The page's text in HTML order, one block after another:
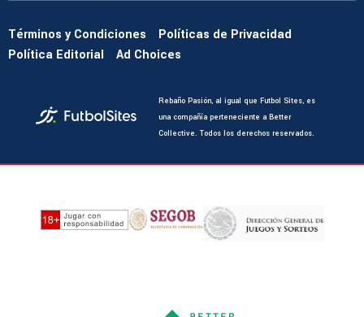
Términos y Condiciones
Políticas de Privacidad
Política Editorial
Ad Choices
Rebaño Pasión, al igual que Futbol Sites, es
una compañía perteneciente a Better
Collective. Todos los derechos reservados.